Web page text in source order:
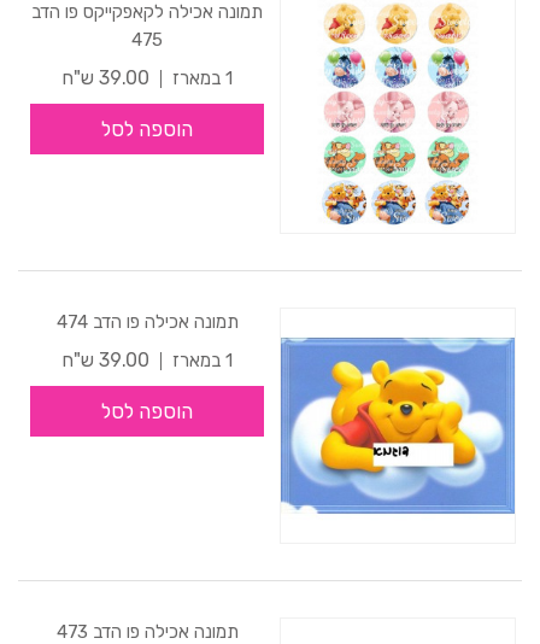
תמונה אכילה לקאפקייקס פו הדב
475
1 במארז
39.00 ש"ח
הוספה לסל
תמונה אכילה פו הדב 474
1 במארז
39.00 ש"ח
הוספה לסל
תמונה אכילה פו הדב 473